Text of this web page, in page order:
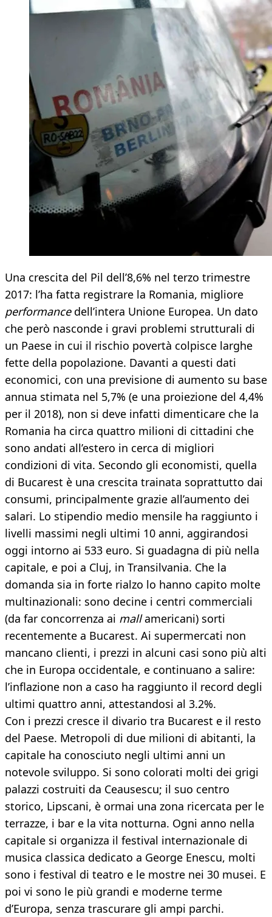
Una crescita del Pil dell’8,6% nel terzo trimestre
2017: l’ha fatta registrare la Romania, migliore
performancedell’intera Unione Europea. Un dato
che però nasconde i gravi problemi strutturali di
un Paese in cui il rischio povertà colpisce larghe
fette della popolazione. Davanti a questi dati
economici, con una previsione di aumento su base
annua stimata nel 5,7% (e una proiezione del 4,4%
per il 2018), non si deve infatti dimenticare che la
Romania ha circa quattro milioni di cittadini che
sono andati all’estero in cerca di migliori
condizioni di vita. Secondo gli economisti, quella
di Bucarest è una crescita trainata soprattutto dai
consumi, principalmente grazie all’aumento dei
salari. Lo stipendio medio mensile ha raggiunto i
livelli massimi negli ultimi 10 anni, aggirandosi
oggi intorno ai 533 euro. Si guadagna di più nella
capitale, e poi a Cluj, in Transilvania. Che la
domanda sia in forte rialzo lo hanno capito molte
multinazionali: sono decine i centri commerciali
(da far concorrenza ai mallamericani) sorti
recentemente a Bucarest. Ai supermercati non
mancano clienti, i prezzi in alcuni casi sono più alti
che in Europa occidentale, e continuano a salire:
l’inflazione non a caso ha raggiunto il record degli
ultimi quattro anni, attestandosi al 3.2%.
Con i prezzi cresce il divario tra Bucarest e il resto
del Paese. Metropoli di due milioni di abitanti, la
capitale ha conosciuto negli ultimi anni un
notevole sviluppo. Si sono colorati molti dei grigi
palazzi costruiti da Ceausescu; il suo centro
storico, Lipscani, è ormai una zona ricercata per le
terrazze, i bar e la vita notturna. Ogni anno nella
capitale si organizza il festival internazionale di
musica classica dedicato a George Enescu, molti
sono i festival di teatro e le mostre nei 30 musei. E
poi vi sono le più grandi e moderne terme
d’Europa, senza trascurare gli ampi parchi.